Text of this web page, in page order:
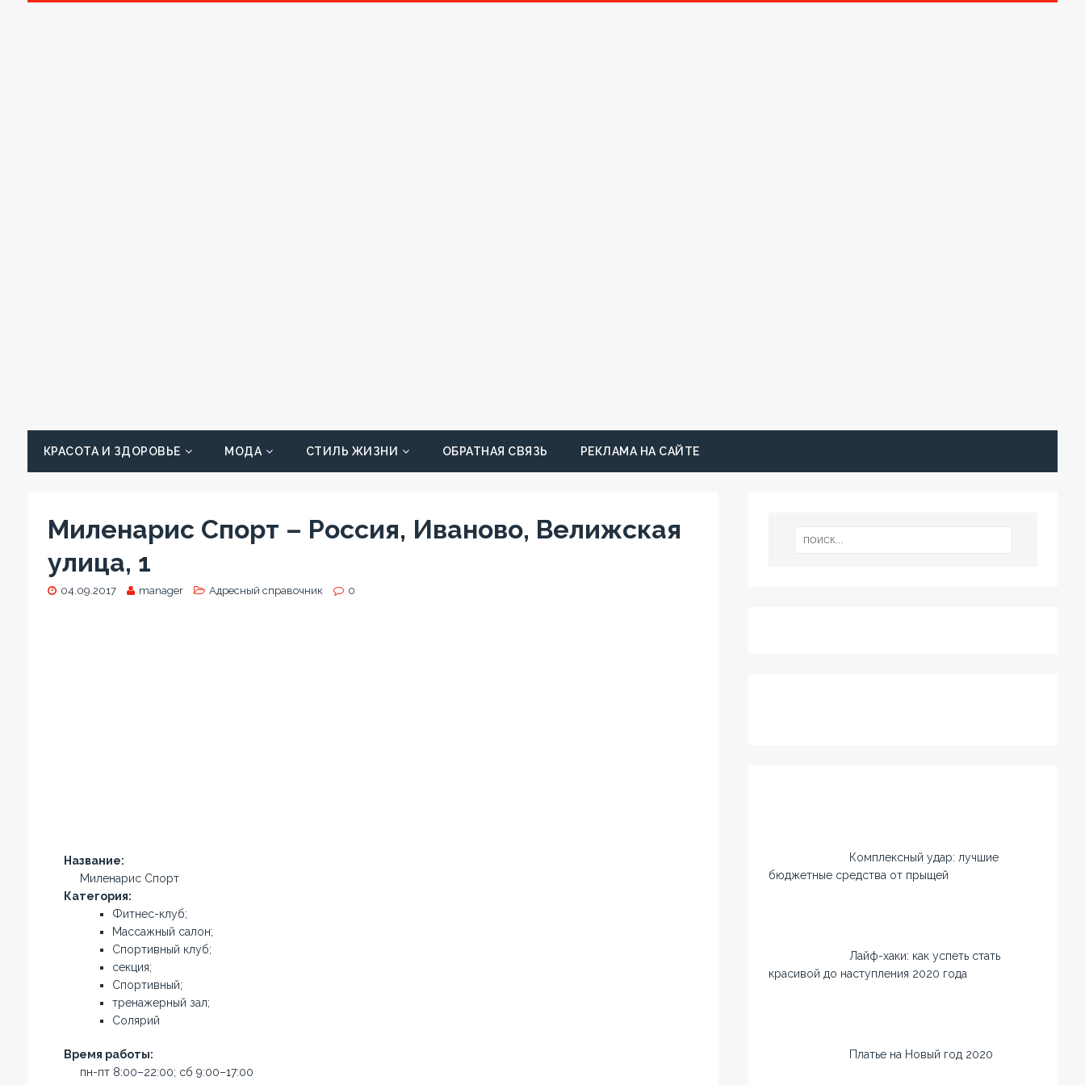
КРАСОТА И ЗДОРОВЬЕ МОДА СТИЛЬ ЖИЗНИ ОБРАТНАЯ СВЯЗЬ РЕКЛАМА НА САЙТЕ
Миленарис Спорт – Россия, Иваново, Велижская
улица, 1
04.09.2017 manager Адресный справочник 0
Название:
Миленарис Спорт
Категория:
Фитнес-клуб;
Массажный салон;
Спортивный клуб;
секция;
Спортивный;
тренажерный зал;
Солярий
Время работы:
пн-пт 8:00–22:00; сб 9:00–17:00
Комплексный удар: лучшие
бюджетные средства от прыщей
Лайф-хаки: как успеть стать
красивой до наступления 2020 года
Платье на Новый год 2020